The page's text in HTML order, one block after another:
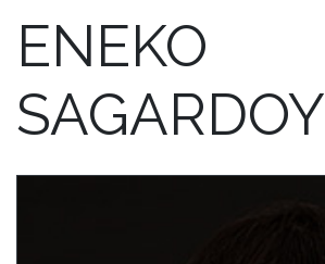
ENEKO
SAGARDOY